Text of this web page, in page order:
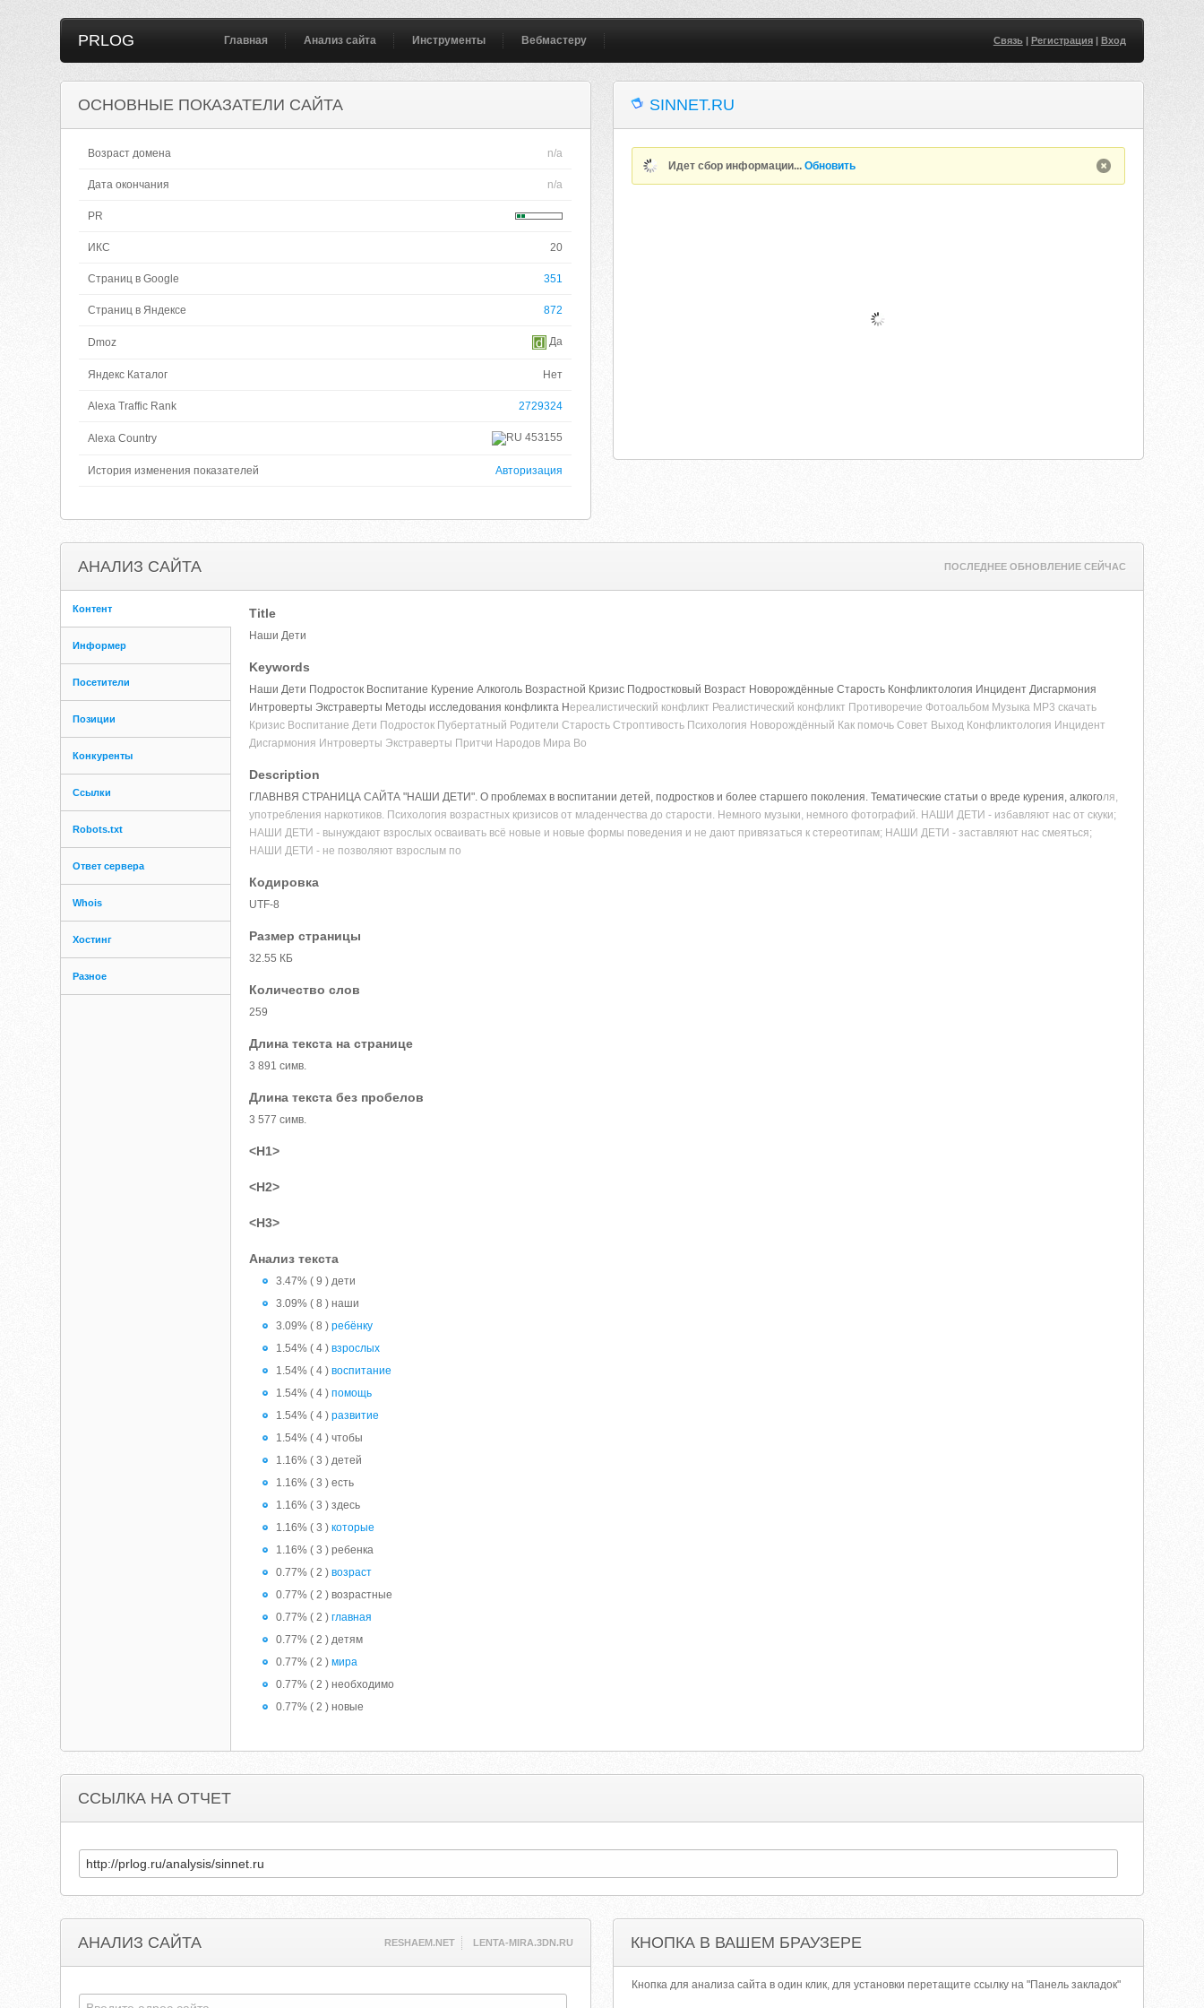
PRLOG Главная Анализ сайта Инструменты Вебмастеру Связь| Регистрация| Вход
ОСНОВНЫЕ ПОКАЗАТЕЛИ САЙТА
Возраст домена n/a
Дата окончания n/a
PR
ИКС 20
Страниц в Google 351
Страниц в Яндексе 872
Dmoz Да
Яндекс Каталог Нет
Alexa Traffic Rank 2729324
Alexa Country 453155
История изменения показателей Авторизация
SINNET.RU
Идет сбор информации...Обновить
АНАЛИЗ САЙТА ПОСЛЕДНЕЕ ОБНОВЛЕНИЕ СЕЙЧАС
Контент
Информер
Посетители
Позиции
Конкуренты
Ссылки
Robots.txt
Ответ сервера
Whois
Хостинг
Разное
Title
Наши Дети
Keywords
Наши Дети Подросток Воспитание Курение Алкоголь Возрастной Кризис Подростковый Возраст Новорождённые Старость Конфликтология Инцидент Дисгармония
Интроверты Экстраверты Методы исследования конфликта Нереалистический конфликт Реалистический конфликт Противоречие Фотоальбом Музыка MP3 скачать
Кризис Воспитание Дети Подросток Пубертатный Родители Старость Строптивость Психология Новорождённый Как помочь Совет Выход Конфликтология Инцидент
Дисгармония Интроверты Экстраверты Притчи Народов Мира Во
Description
ГЛАВНВЯ СТРАНИЦА САЙТА "НАШИ ДЕТИ". О проблемах в воспитании детей, подростков и более старшего поколения. Тематические статьи о вреде курения, алкоголя,
употребления наркотиков. Психология возрастных кризисов от младенчества до старости. Немного музыки, немного фотографий. НАШИ ДЕТИ - избавляют нас от скуки;
НАШИ ДЕТИ - вынуждают взрослых осваивать всё новые и новые формы поведения и не дают привязаться к стереотипам; НАШИ ДЕТИ - заставляют нас смеяться;
НАШИ ДЕТИ - не позволяют взрослым по
Кодировка
UTF-8
Размер страницы
32.55 КБ
Количество слов
259
Длина текста на странице
3 891 симв.
Длина текста без пробелов
3 577 симв.
<H1>
<H2>
<H3>
Анализ текста
3.47% ( 9 ) дети
3.09% ( 8 ) наши
3.09% ( 8 )ребёнку
1.54% ( 4 )взрослых
1.54% ( 4 )воспитание
1.54% ( 4 )помощь
1.54% ( 4 )развитие
1.54% ( 4 ) чтобы
1.16% ( 3 ) детей
1.16% ( 3 ) есть
1.16% ( 3 ) здесь
1.16% ( 3 )которые
1.16% ( 3 ) ребенка
0.77% ( 2 )возраст
0.77% ( 2 ) возрастные
0.77% ( 2 )главная
0.77% ( 2 ) детям
0.77% ( 2 )мира
0.77% ( 2 ) необходимо
0.77% ( 2 ) новые
ССЫЛКА НА ОТЧЕТ
АНАЛИЗ САЙТА RESHAEM.NET LENTA-MIRA.3DN.RU КНОПКА В ВАШЕМ БРАУЗЕРЕ
Кнопка для анализа сайта в один клик, для установки перетащите ссылку на "Панель закладок"